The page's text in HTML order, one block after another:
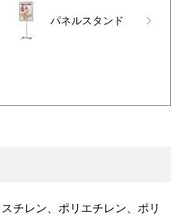
パネルスタンド
チレン、ポリエチレン、ポリ